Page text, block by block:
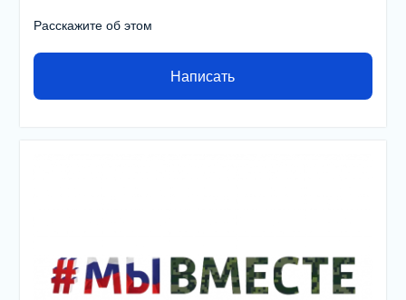
Расскажите об этом
Написать